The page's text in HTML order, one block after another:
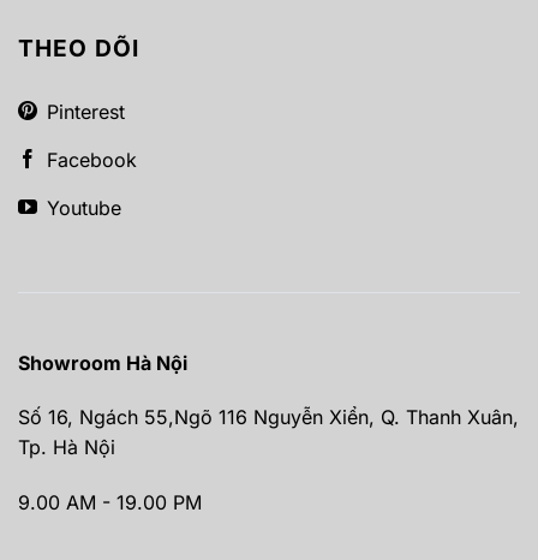
THEO DÕI
Pinterest
Facebook
Youtube
Showroom Hà Nội
Số 16, Ngách 55,Ngõ 116 Nguyễn Xiển, Q. Thanh Xuân,
Tp. Hà Nội
9.00 AM - 19.00 PM